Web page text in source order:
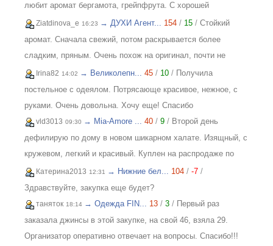
любит аромат бергамота, грейпфрута. С хорошей
стойкостью, на одежде еще долго держится потом.
Ziatdinova_e 16:23 → ДУХИ Агент... 154 / 15 / Стойкий
аромат. Сначала свежий, потом раскрывается более
сладким, пряным. Очень похож на оригинал, почти не
отличить.
Irina82 14:02 → Великолепн... 45 / 10 / Получила
постельное с одеялом. Потрясающе красивое, нежное, с
руками. Очень довольна. Хочу еще! Спасибо
vld3013 09:30 → Mia-Amore ... 40 / 9 / Второй день
дефилирую по дому в новом шикарном халате. Изящный, с
кружевом, легкий и красивый. Куплен на распродаже по
отличной цене. Спасибо организатору за возможность
приобретать красивые вещи по приятным ценам. Желаю
закупке процветания и долгожительства
Катерина2013 12:31 → Нижние бел... 104 / -7 /
Здравствуйте, закупка еще будет?
таняток 18:14 → Одежда FIN... 13 / 3 / Первый раз
заказала джинсы в этой закупке, на свой 46, взяла 29.
Организатор оперативно отвечает на вопросы. Спасибо!!!